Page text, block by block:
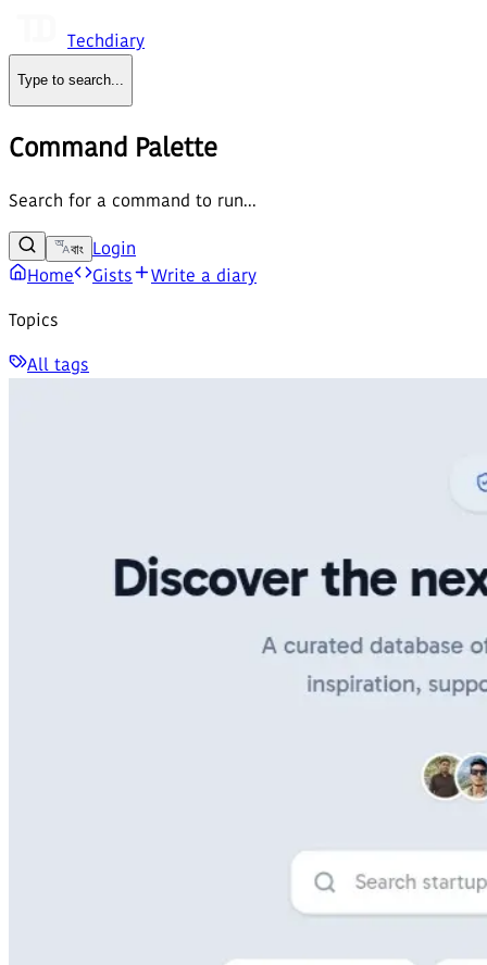
Techdiary
Type to search...
Command Palette
Search for a command to run...
বাং Login
Home
Gists
Write a diary
Topics
All tags